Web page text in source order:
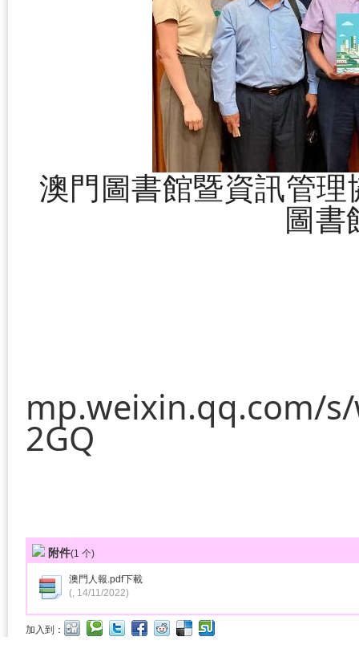
澳門圖書館暨資訊管理
圖書
mp.weixin.qq.com/s/
2GQ
附件(1 个)
澳門人報.pdf下載
(, 14/11/2022)
加入到：